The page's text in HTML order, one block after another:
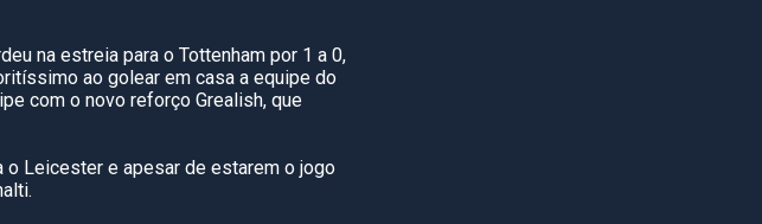
na estreia para o Tottenham por 1 a 0,
ao golear em casa a equipe do
com o novo reforço Grealish, que
o Leicester e apesar de estarem o jogo